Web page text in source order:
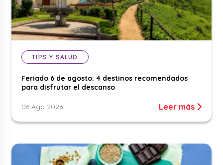
TIPS Y SALUD
Feriado 6 de agosto: 4 destinos recomendados
para disfrutar el descanso
06 Ago 2026 Leer más